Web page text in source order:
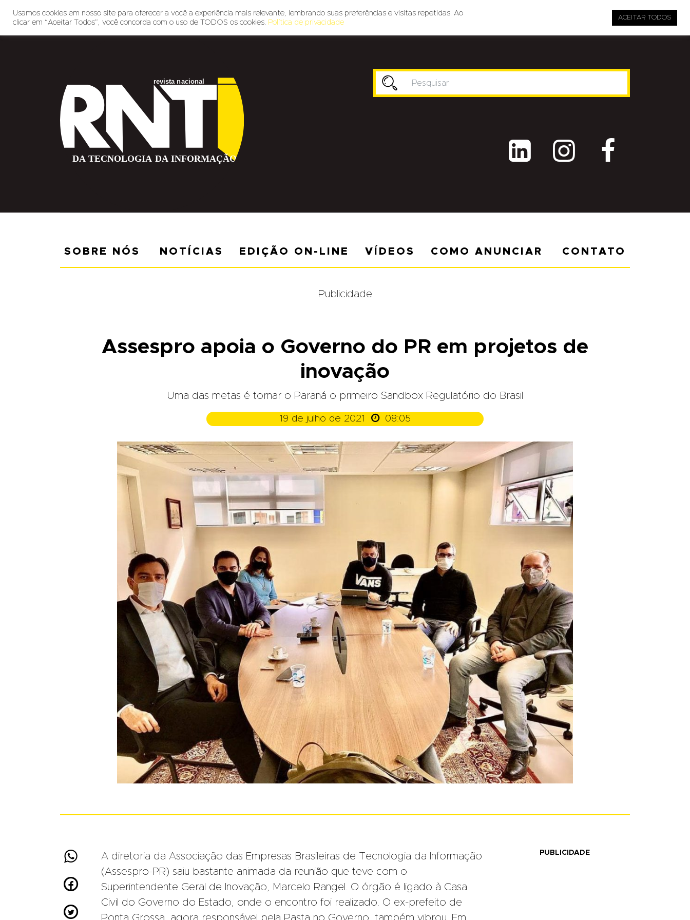
pauta@revistati.com.br



SOBRE NÓS NOTÍCIAS EDIÇÃO ON-LINE VÍDEOS COMO ANUNCIAR CONTATO
Publicidade
Assespro apoia o Governo do PR em projetos de
inovação
Uma das metas é tornar o Paraná o primeiro Sandbox Regulatório do Brasil
19 de julho de 2021  08:05



A diretoria da Associação das Empresas Brasileiras de Tecnologia da Informação
(Assespro-PR) saiu bastante animada da reunião que teve com o
Superintendente Geral de Inovação, Marcelo Rangel. O órgão é ligado à Casa
Civil do Governo do Estado, onde o encontro foi realizado. O ex-prefeito de
PUBLICIDADE
Usamos cookies em nosso site para oferecer a você a experiência mais relevante, lembrando suas preferências e visitas repetidas. Ao
clicar em “Aceitar Todos”, você concorda com o uso de TODOS os cookies. Política de privacidade
ACEITAR TODOS